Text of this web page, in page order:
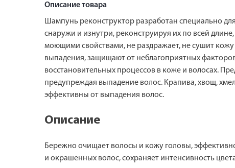
Описание товара
Шампунь реконструктор разработан специально
снаружи и изнутри, реконструируя их по всей
моющими свойствами, не раздражает, не сушит
выпадения, защищают от неблагоприятных
восстановительных процессов в коже и волосах.
предупреждая выпадение волос. Крапива, хвощ,
эффективны от выпадения волос.
Описание
Бережно очищает волосы и кожу головы,
и окрашенных волос, сохраняет интенсивность